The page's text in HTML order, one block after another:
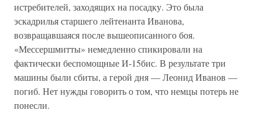
истребителей, заходящих на посадку. Это была
эскадрилья старшего лейтенанта Иванова,
возвращавшаяся после вышеописанного боя.
«Мессершмитты» немедленно спикировали на
фактически беспомощные И-15бис. В результате три
машины были сбиты, а герой дня — Леонид Иванов —
погиб. Нет нужды говорить о том, что немцы потерь не
понесли.